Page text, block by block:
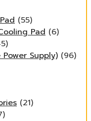
(55)
Pad (6)
Supply) (96)
(21)